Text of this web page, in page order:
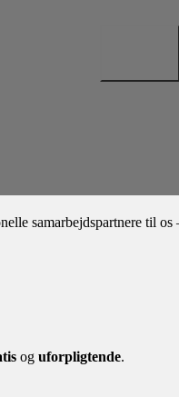
samarbejdspartnere til
og uforpligtende.